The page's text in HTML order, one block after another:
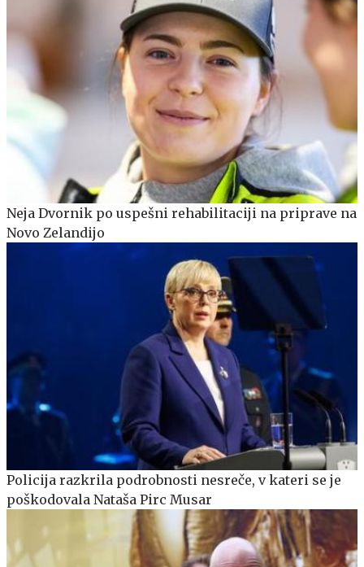
Neja Dvornik po uspešni rehabilitaciji na priprave na
Novo Zelandijo
Policija razkrila podrobnosti nesreče, v kateri se je
poškodovala Nataša Pirc Musar